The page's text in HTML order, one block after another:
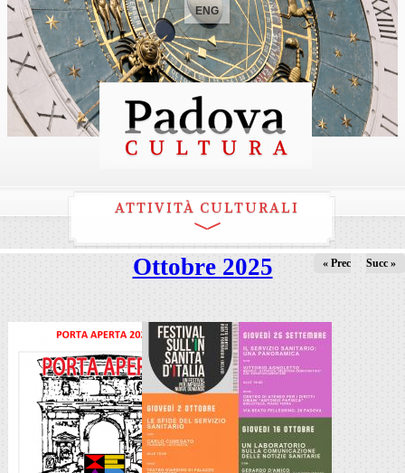
ENG
ATTIVITÀ CULTURALI
Ottobre 2025 « Prec Succ »